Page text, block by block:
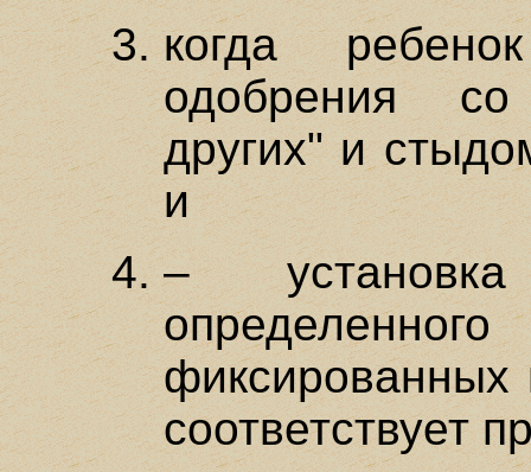
когда
одобрения
других" и
и
–
фиксированных
соответствует